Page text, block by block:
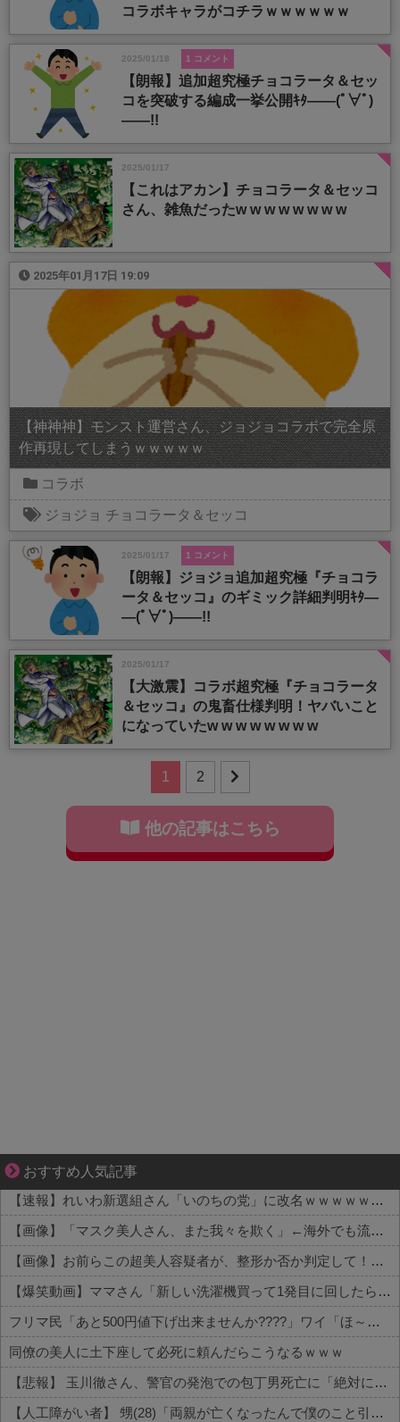
コラボキャラがコチラｗｗｗｗｗｗ
2025/01/18 1 コメント
【朗報】追加超究極チョコラータ＆セッ
コを突破する編成一挙公開ｷﾀ――(ﾟ∀ﾟ)
――!!
2025/01/17
【これはアカン】チョコラータ＆セッコ
さん、雑魚だったw w w w w w w w
2025年01月17日 19:09
【神神神】モンスト運営さん、ジョジョコラボで完全原
作再現してしまうｗｗｗｗｗ
コラボ
ジョジョ チョコラータ＆セッコ
2025/01/17 1 コメント
【朗報】ジョジョ追加超究極『チョコラ
ータ＆セッコ』のギミック詳細判明ｷﾀ―
―(ﾟ∀ﾟ)――!!
2025/01/17
【大激震】コラボ超究極『チョコラータ
＆セッコ』の鬼畜仕様判明！ヤバいこと
になっていたw w w w w w w w
1 2
他の記事はこちら
おすすめ人気記事
ブブ家のドタバタが、今日も愛おしい！
【速報】れいわ新選組さん「いのちの党」に改名ｗｗｗｗｗｗｗｗ
【画像】「マスク美人さん、また我々を欺く」←海外でも流行りだした結果がこちらw w w w w w w
【画像】お前らこの超美人容疑者が、整形か否か判定して！！→画像がこちらw w w w w w w w w w
【爆笑動画】ママさん「新しい洗濯機買って1発目に回したらコレw」←こwれwはw w w w w w w w w w
フリマ民「あと500円値下げ出来ませんか????」ワイ「ほ～い購入ｗ」
同僚の美人に土下座して必死に頼んだらこうなるｗｗｗ
【悲報】 玉川徹さん、警官の発泡での包丁男死亡に「絶対に死刑にならない罪なのに警察が死刑にした！」 → 元警官のマジレスがコチラ → ………
【人工障がい者】 甥(28)「両親が亡くなったんで僕のこと引き取ってほしいんですけど！」なんでいい年したヒキニートを引き取らなきゃいけないんだ...